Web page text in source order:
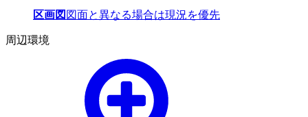
区画図 図面と異なる場合は現況を優先
周辺環境